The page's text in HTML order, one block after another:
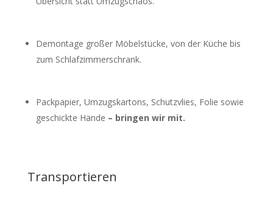
Demontage großer Möbelstücke, von der Küche bis
zum Schlafzimmerschrank.
Packpapier, Umzugskartons, Schutzvlies, Folie sowie
geschickte Hände – bringen wir mit.
Transportieren